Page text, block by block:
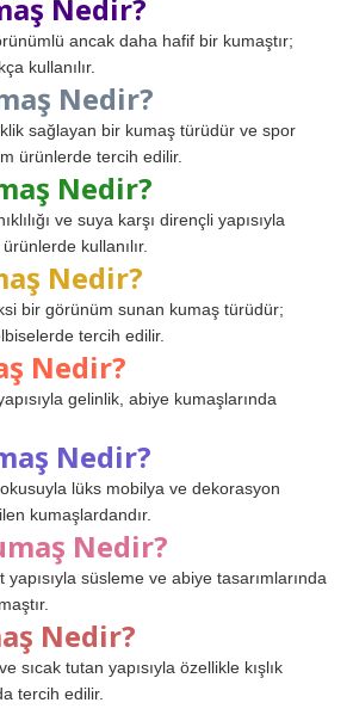
Nedir?
ancak daha hafif bir kumaştır;
kullanılır.
Nedir?
sağlayan bir kumaş türüdür ve spor
ürünlerde tercih edilir.
Nedir?
ve suya karşı dirençli yapısıyla
kullanılır.
Nedir?
bir görünüm sunan kumaş türüdür;
tercih edilir.
Nedir?
gelinlik, abiye kumaşlarında
Nedir?
lüks mobilya ve dekorasyon
kumaşlardandır.
Nedir?
süsleme ve abiye tasarımlarında
Nedir?
sıcak tutan yapısıyla özellikle kışlık
tercih edilir.